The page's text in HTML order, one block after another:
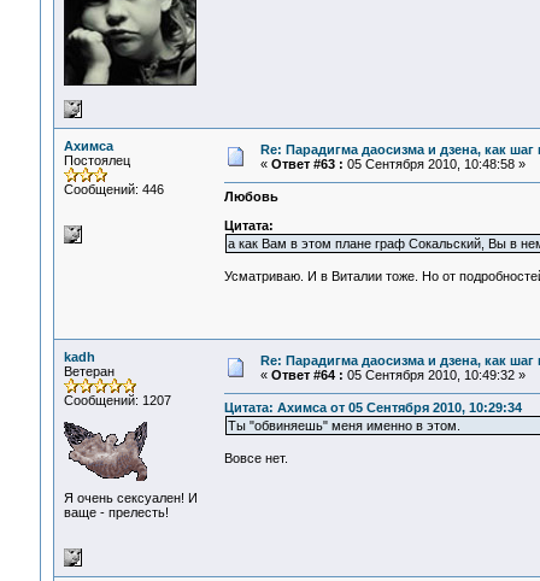
Ахимса
Постоялец
Сообщений: 446
Re: Парадигма даосизма и дзена, как
« Ответ #63 : 05 Сентября 2010, 10:48:58 »
Любовь
Цитата:
а как Вам в этом плане граф Сокальский, Вы в
Усматриваю. И в Виталии тоже. Но от
kadh
Ветеран
Сообщений: 1207
Я очень сексуален! И
ваще - прелесть!
Re: Парадигма даосизма и дзена, как
« Ответ #64 : 05 Сентября 2010, 10:49:32 »
Цитата: Ахимса от 05 Сентября 2010, 10:29:34
Ты "обвиняешь" меня именно в этом.
Вовсе нет.